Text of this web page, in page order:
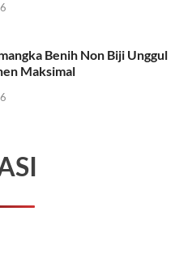
Benih Non Biji Unggul
Maksimal